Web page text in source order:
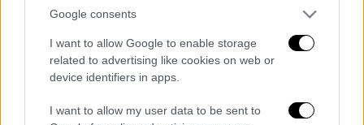
Google consents
I want to allow Google to enable storage
related to advertising like cookies on web or
device identifiers in apps.
I want to allow my user data to be sent to
και στην επίλυσή τους» είπε ο
πρωθυπουργός σχολιάζοντας με αυτόν τον
τρόπο τηνπρόταση δυσπιστίας.
Έπειτα ο κ. Μητσοτάκης τόνισε: «
δώσατε μια ισχυρή εντολήτον Ιούνιο του